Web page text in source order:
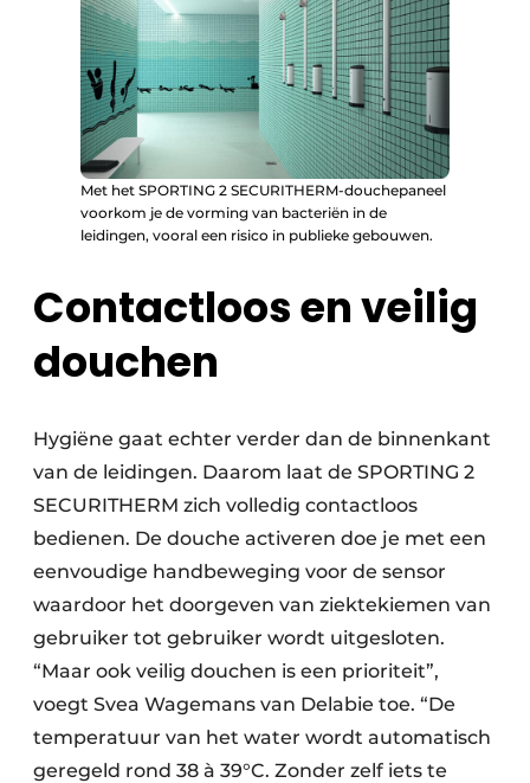
Met het SPORTING 2 SECURITHERM-douchepaneel
voorkom je de vorming van bacteriën in de
leidingen, vooral een risico in publieke gebouwen.
Contactloos en veilig
douchen
Hygiëne gaat echter verder dan de binnenkant
van de leidingen. Daarom laat de SPORTING 2
SECURITHERM zich volledig contactloos
bedienen. De douche activeren doe je met een
eenvoudige hand­beweging voor de sensor
waardoor het doorgeven van ziektekiemen van
gebruiker tot gebruiker wordt uitgesloten.
“Maar ook veilig douchen is een prioriteit”,
voegt Svea Wagemans van Delabie toe. “De
temperatuur van het water wordt automatisch
geregeld rond 38 à 39°C. Zon­der zelf iets te